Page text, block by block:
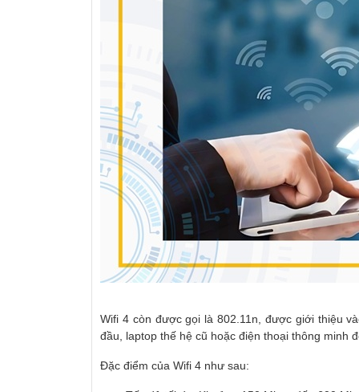
Wifi 4 còn được gọi là 802.11n, được giới thiệu
đầu, laptop thế hệ cũ hoặc điện thoại thông minh
Đặc điểm của Wifi 4 như sau: